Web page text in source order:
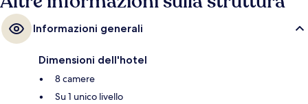
Informazioni generali
Dimensioni dell'hotel
8 camere
Su 1 unico livello